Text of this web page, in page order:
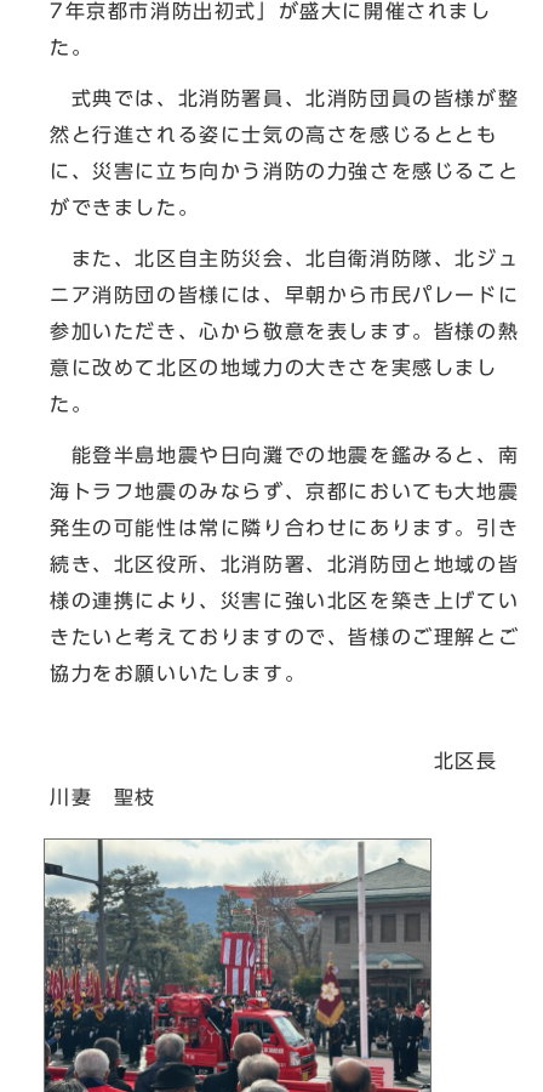
7年京都市消防出初式」が盛大に開催されまし
た。
式典では、北消防署員、北消防団員の皆様が整
然と行進される姿に士気の高さを感じるととも
に、災害に立ち向かう消防の力強さを感じること
ができました。
また、北区自主防災会、北自衛消防隊、北ジュ
ニア消防団の皆様には、早朝から市民パレードに
参加いただき、心から敬意を表します。皆様の熱
意に改めて北区の地域力の大きさを実感しまし
た。
能登半島地震や日向灘での地震を鑑みると、南
海トラフ地震のみならず、京都においても大地震
発生の可能性は常に隣り合わせにあります。引き
続き、北区役所、北消防署、北消防団と地域の皆
様の連携により、災害に強い北区を築き上げてい
きたいと考えておりますので、皆様のご理解とご
協力をお願いいたします。
北区長
川妻 聖枝